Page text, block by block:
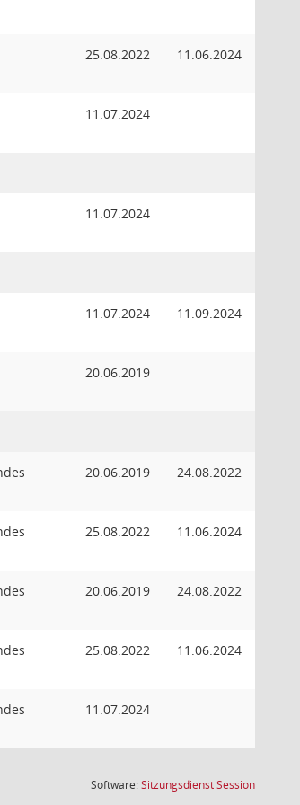
25.08.2022 11.06.2024
11.07.2024
11.07.2024
11.07.2024 11.09.2024
20.06.2019
20.06.2019 24.08.2022
25.08.2022 11.06.2024
20.06.2019 24.08.2022
25.08.2022 11.06.2024
11.07.2024
Software:SitzungsdienstSession(Wird in